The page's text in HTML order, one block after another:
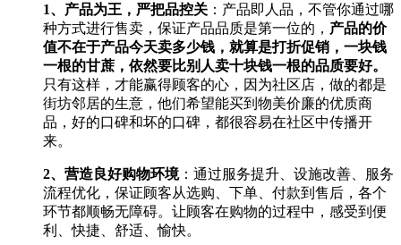
1、产品为王，严把品控关 ：产品即人品，不管你通过哪
种方式进行售卖，保证产品品质是第一位的， 产品的价
值不在于产品今天卖多少钱，就算是打折促销，一块钱
一根的甘蔗，依然要比别人卖十块钱一根的品质要好。
只有这样，才能赢得顾客的心，因为社区店，做的都是
街坊邻居的生意，他们希望能买到物美价廉的优质商
品，好的口碑和坏的口碑，都很容易在社区中传播开
来。
2、营造良好购物环境：通过服务提升、设施改善、服务
流程优化，保证顾客从选购、下单、付款到售后，各个
环节都顺畅无障碍。让顾客在购物的过程中，感受到便
利、快捷、舒适、愉快。